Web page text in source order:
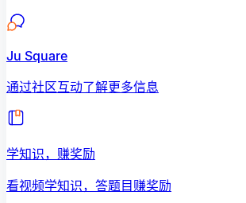
Ju Square
通过社区互动了解更多信息
学知识，赚奖励
看视频学知识，答题目赚奖励